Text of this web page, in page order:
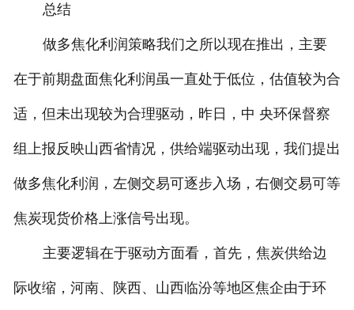
总结
做多焦化利润策略我们之所以现在推出，主要
在于前期盘面焦化利润虽一直处于低位，估值较为合
适，但未出现较为合理驱动，昨日，中 央环保督察
组上报反映山西省情况，供给端驱动出现，我们提出
做多焦化利润，左侧交易可逐步入场，右侧交易可等
焦炭现货价格上涨信号出现。
主要逻辑在于驱动方面看，首先，焦炭供给边
际收缩，河南、陕西、山西临汾等地区焦企由于环